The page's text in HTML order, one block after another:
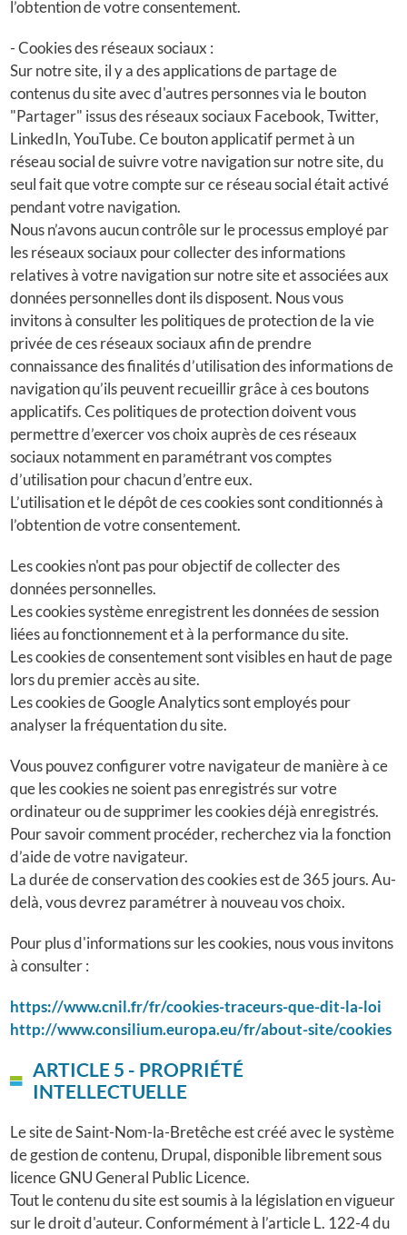
l’obtention de votre consentement.
- Cookies des réseaux sociaux :
Sur notre site, il y a des applications de partage de
contenus du site avec d'autres personnes via le bouton
"Partager" issus des réseaux sociaux Facebook, Twitter,
LinkedIn, YouTube. Ce bouton applicatif permet à un
réseau social de suivre votre navigation sur notre site, du
seul fait que votre compte sur ce réseau social était activé
pendant votre navigation.
Nous n’avons aucun contrôle sur le processus employé par
les réseaux sociaux pour collecter des informations
relatives à votre navigation sur notre site et associées aux
données personnelles dont ils disposent. Nous vous
invitons à consulter les politiques de protection de la vie
privée de ces réseaux sociaux afin de prendre
connaissance des finalités d’utilisation des informations de
navigation qu’ils peuvent recueillir grâce à ces boutons
applicatifs. Ces politiques de protection doivent vous
permettre d’exercer vos choix auprès de ces réseaux
sociaux notamment en paramétrant vos comptes
d’utilisation pour chacun d’entre eux.
L’utilisation et le dépôt de ces cookies sont conditionnés à
l’obtention de votre consentement.
Les cookies n'ont pas pour objectif de collecter des
données personnelles.
Les cookies système enregistrent les données de session
liées au fonctionnement et à la performance du site.
Les cookies de consentement sont visibles en haut de page
lors du premier accès au site.
Les cookies de Google Analytics sont employés pour
analyser la fréquentation du site.
Vous pouvez configurer votre navigateur de manière à ce
que les cookies ne soient pas enregistrés sur votre
ordinateur ou de supprimer les cookies déjà enregistrés.
Pour savoir comment procéder, recherchez via la fonction
d’aide de votre navigateur.
La durée de conservation des cookies est de 365 jours. Au-
delà, vous devrez paramétrer à nouveau vos choix.
Pour plus d'informations sur les cookies, nous vous invitons
à consulter :
https://www.cnil.fr/fr/cookies-traceurs-que-dit-la-loi
http://www.consilium.europa.eu/fr/about-site/cookies
ARTICLE 5 - PROPRIÉTÉ
INTELLECTUELLE
Le site de Saint-Nom-la-Bretêche est créé avec le système
de gestion de contenu, Drupal, disponible librement sous
licence GNU General Public Licence.
Tout le contenu du site est soumis à la législation en vigueur
sur le droit d'auteur. Conformément à l’article L. 122-4 du